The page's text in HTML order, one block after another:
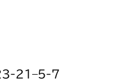
21–5-7